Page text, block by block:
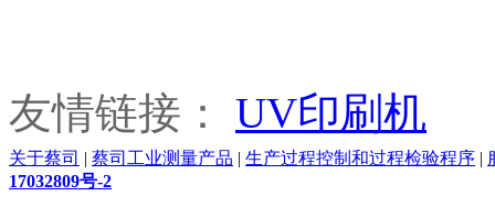
友情链接： UV印刷机
关于蔡司 | 蔡司工业测量产品 | 生产过程控制和过程检验程序 |
17032809号-2